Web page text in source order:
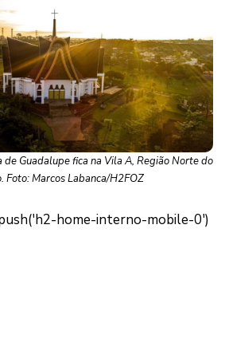
de Guadalupe fica na Vila A, Região Norte do
Foto: Marcos Labanca/H2FOZ